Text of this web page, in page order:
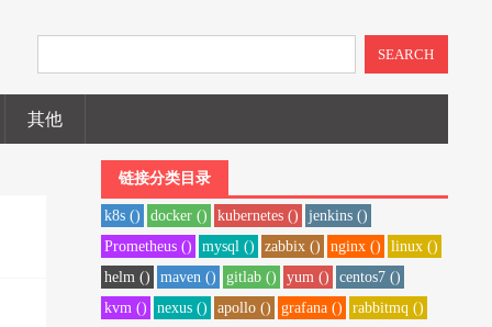
SEARCH
其他
链接分类目录
k8s () docker () kubernetes ()
jenkins ()
Prometheus ()
mysql () zabbix () nginx ()
linux ()
helm ()
maven () gitlab () yum ()
centos7 ()
kvm ()
nexus () apollo () grafana ()
rabbitmq ()